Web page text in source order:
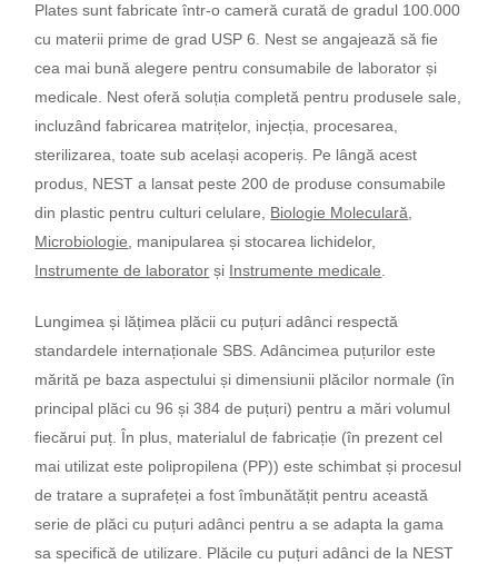
Plates sunt fabricate într-o cameră curată de gradul 100.000
cu materii prime de grad USP 6. Nest se angajează să fie
cea mai bună alegere pentru consumabile de laborator și
medicale. Nest oferă soluția completă pentru produsele sale,
incluzând fabricarea matrițelor, injecția, procesarea,
sterilizarea, toate sub același acoperiș. Pe lângă acest
produs, NEST a lansat peste 200 de produse consumabile
din plastic pentru culturi celulare, Biologie Moleculară,
Microbiologie, manipularea și stocarea lichidelor,
Instrumente de laborator și Instrumente medicale.
Lungimea și lățimea plăcii cu puțuri adânci respectă
standardele internaționale SBS. Adâncimea puțurilor este
mărită pe baza aspectului și dimensiunii plăcilor normale (în
principal plăci cu 96 și 384 de puțuri) pentru a mări volumul
fiecărui puț. În plus, materialul de fabricație (în prezent cel
mai utilizat este polipropilena (PP)) este schimbat și procesul
de tratare a suprafeței a fost îmbunătățit pentru această
serie de plăci cu puțuri adânci pentru a se adapta la gama
sa specifică de utilizare. Plăcile cu puțuri adânci de la NEST